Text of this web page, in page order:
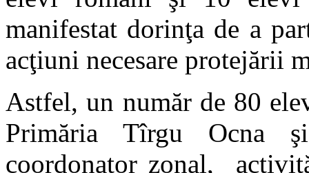
manifestat dorinţa de a
acţiuni necesare protejării
Astfel, un număr de 80
Primăria Tîrgu Ocna
coordonator zonal,